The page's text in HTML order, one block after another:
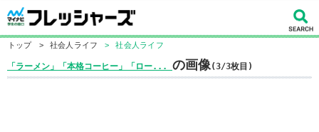
トップ > 社会人ライフ > 社会人ライフ
「ラーメン」「本格コーヒー」「ロー... の画像(3/3枚目)